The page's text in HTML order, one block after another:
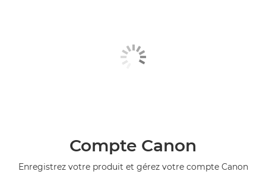
Compte Canon
Enregistrez votre produit et gérez votre compte Canon